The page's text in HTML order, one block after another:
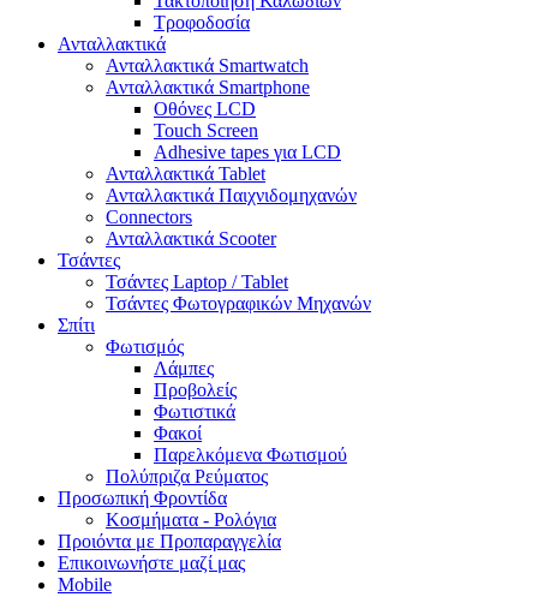
Τροφοδοσία
Ανταλλακτικά
Ανταλλακτικά Smartwatch
Ανταλλακτικά Smartphone
Οθόνες LCD
Touch Screen
Adhesive tapes για LCD
Ανταλλακτικά Tablet
Ανταλλακτικά Παιχνιδομηχανών
Connectors
Ανταλλακτικά Scooter
Τσάντες
Τσάντες Laptop / Tablet
Τσάντες Φωτoγραφικών Μηχανών
Σπίτι
Φωτισμός
Λάμπες
Προβολείς
Φωτιστικά
Φακοί
Παρελκόμενα Φωτισμού
Πολύπριζα Ρεύματος
Προσωπική Φροντίδα
Κοσμήματα - Ρολόγια
Προιόντα με Προπαραγγελία
Επικοινωνήστε μαζί μας
Mobile